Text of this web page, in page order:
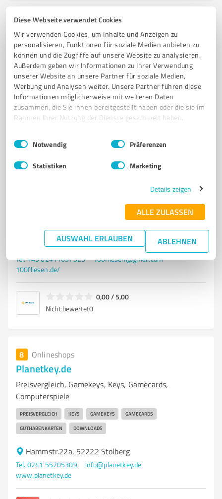
Diese Webseite verwendet Cookies
Wir verwenden Cookies, um Inhalte und Anzeigen zu
personalisieren, Funktionen für soziale Medien anbieten zu
können und die Zugriffe auf unsere Website zu analysieren.
Außerdem geben wir Informationen zu Ihrer Verwendung
unserer Website an unsere Partner für soziale Medien,
Werbung und Analysen weiter. Unsere Partner führen diese
Informationen möglicherweise mit weiteren Daten
zusammen, die Sie ihnen bereitgestellt haben oder die sie im
Rahmen Ihrer Nutzung der Dienste gesammelt haben.
Impressum Datenschutzbestimmungen
Einwilligungsauswahl
Notwendig Präferenzen
Statistiken Marketing
Details zeigen
ALLE ZULASSEN
AUSWAHL ERLAUBEN ABLEHNEN
6 Onlineshops
SchwedenReiseTipps
Schweden
Am Park 9, 52062 Aachen, North Rhine-Westphalia
Tel. +49 02411930426
schwedenreisetipps@gmail.com
schwedenreisetipps.de/
Kleinfeld 11, 52062 Aachen, North Rhine-
Westphalia
Tel. +49 02411697523
100fliesen@gmail.com
100fliesen.de/
0,00 / 5,00
Nicht bewertet0
8 Onlineshops
Planetkey.de
Preisvergleich, Gamekeys, Keys, Gamecards,
Computerspiele
PREISVERGLEICH KEYS GAMEKEYS GAMECARDS
GUTHABENKARTEN DOWNLOADS
Hammstr.22a, 52222 Stolberg
Tel. 0241 55705309
info@planetkey.de
www.planetkey.de